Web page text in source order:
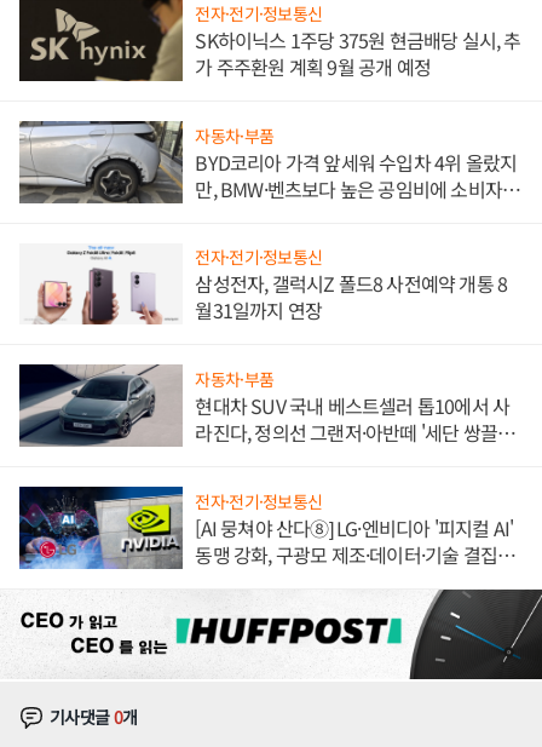
전자·전기·정보통신
SK하이닉스 1주당 375원 현금배당 실시, 추
가 주주환원 계획 9월 공개 예정
자동차·부품
BYD코리아 가격 앞세워 수입차 4위 올랐지
만, BMW·벤츠보다 높은 공임비에 소비자
전자·전기·정보통신
삼성전자, 갤럭시Z 폴드8 사전예약 개통 8
월31일까지 연장
자동차·부품
현대차 SUV 국내 베스트셀러 톱10에서 사
라진다, 정의선 그랜저·아반떼 '세단 쌍끌
전자·전기·정보통신
[AI 뭉쳐야 산다⑧] LG·엔비디아 '피지컬 AI'
동맹 강화, 구광모 제조·데이터·기술 결집
기사댓글0개